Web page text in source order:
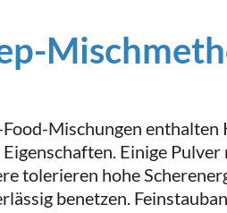
Mischungen
Einige
tolerieren hohe
benetzen.